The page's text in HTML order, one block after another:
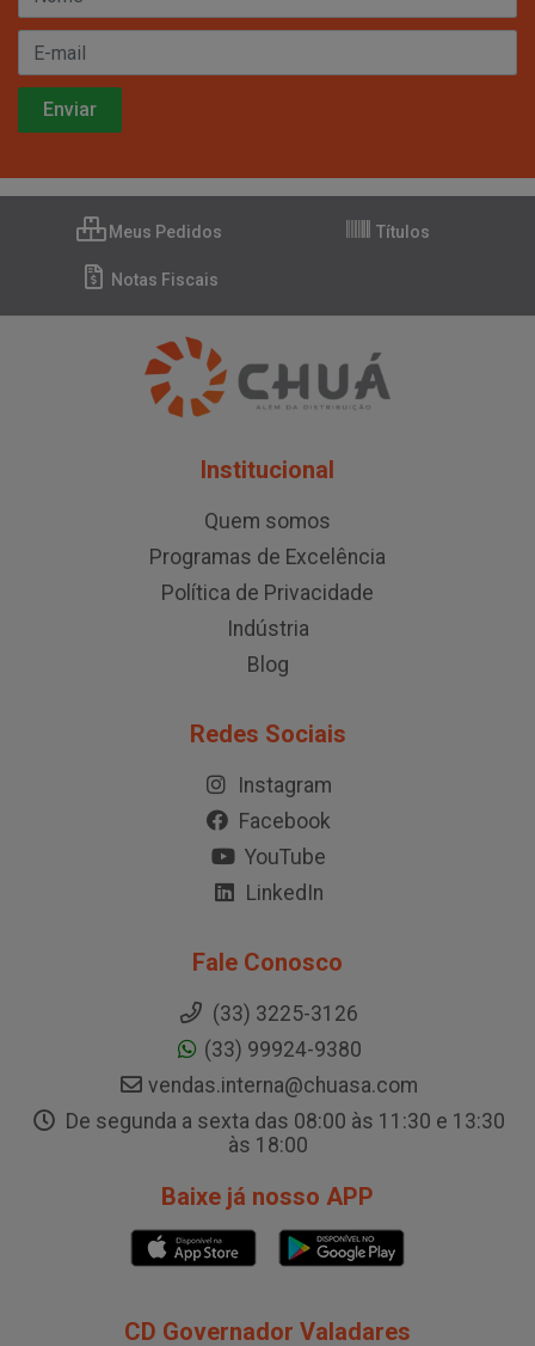
Meus Pedidos Títulos
Notas Fiscais
Institucional
Quem somos
Programas de Excelência
Política de Privacidade
Indústria
Blog
Redes Sociais
Instagram
Facebook
YouTube
LinkedIn
Fale Conosco
(33) 3225-3126
(33) 99924-9380
vendas.interna@chuasa.com
De segunda a sexta das 08:00 às 11:30 e 13:30
às 18:00
Baixe já nosso APP
CD Governador Valadares